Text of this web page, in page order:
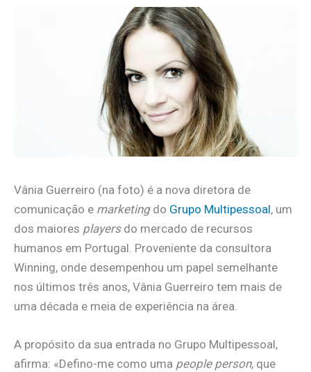
Vânia Guerreiro (na foto) é a nova diretora de
comunicação e marketingdo Grupo Multipessoal, um
dos maiores playersdo mercado de recursos
humanos em Portugal. Proveniente da consultora
Winning, onde desempenhou um papel semelhante
nos últimos três anos, Vânia Guerreiro tem mais de
uma década e meia de experiência na área.
A propósito da sua entrada no Grupo Multipessoal,
afirma: «Defino-me como uma people person, que